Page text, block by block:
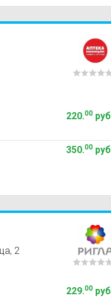
220.00руб
350.00руб
2
229.00руб